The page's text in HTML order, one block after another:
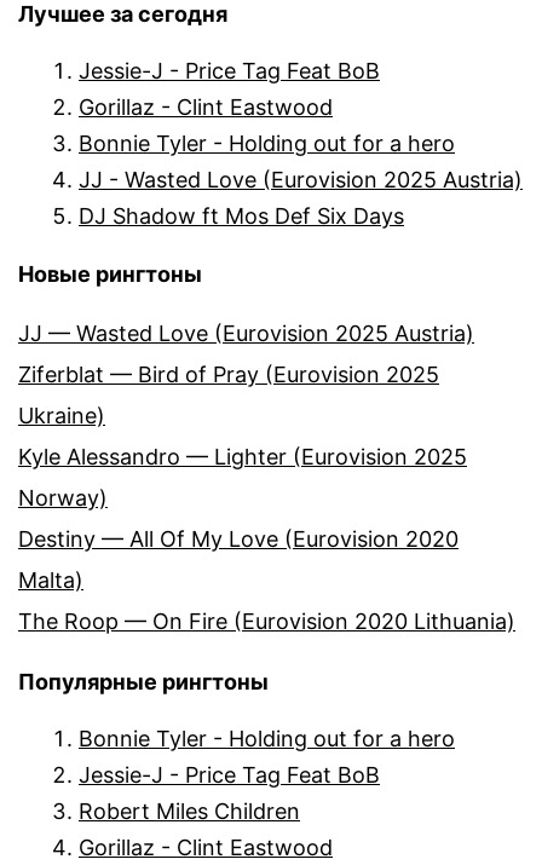
Лучшее за сегодня
Jessie-J - Price Tag Feat BoB
Gorillaz - Clint Eastwood
Bonnie Tyler - Holding out for a hero
JJ - Wasted Love (Eurovision 2025 Austria)
DJ Shadow ft Mos Def Six Days
Новые рингтоны
JJ — Wasted Love (Eurovision 2025 Austria)
Ziferblat — Bird of Pray (Eurovision 2025
Ukraine)
Kyle Alessandro — Lighter (Eurovision 2025
Norway)
Destiny — All Of My Love (Eurovision 2020
Malta)
The Roop — On Fire (Eurovision 2020 Lithuania)
Популярные рингтоны
Bonnie Tyler - Holding out for a hero
Jessie-J - Price Tag Feat BoB
Robert Miles Children
Gorillaz - Clint Eastwood